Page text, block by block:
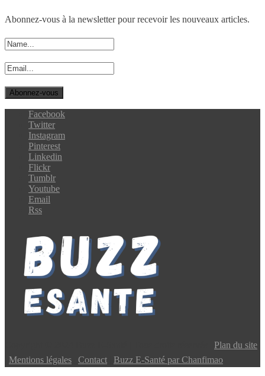
Abonnez-vous à la newsletter pour recevoir les nouveaux articles.
Facebook
Twitter
Instagram
Pinterest
Linkedin
Flickr
Tumblr
Youtube
Email
Rss
Plan du site
Mentions légales Contact Buzz E-Santé par Chanfimao